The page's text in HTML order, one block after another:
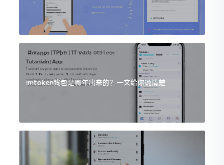
imtoken钱包是哪年出来的？一文给你说清楚